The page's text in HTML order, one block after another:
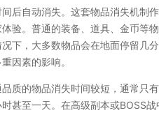
后自动消失。这套物品消失机制
验。普通的装备、道具、金币等
下，大多数物品会在地面停留几
因素的影响。
质的物品消失时间较短，通常只
甚至一天。在高级副本或BOSS